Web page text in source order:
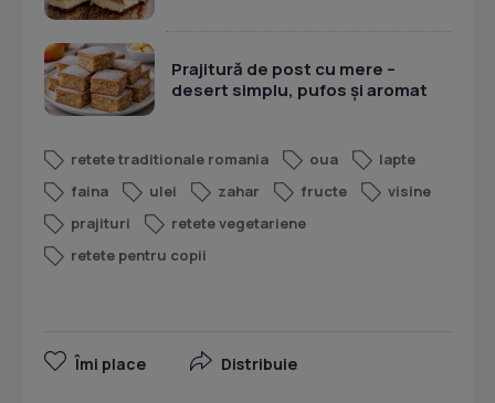
Prajitură de post cu mere –
desert simplu, pufos și aromat
retete traditionale romania oua
lapte
faina
ulei zahar fructe
visine
prajituri
retete vegetariene
retete pentru copii
Îmi place Distribuie